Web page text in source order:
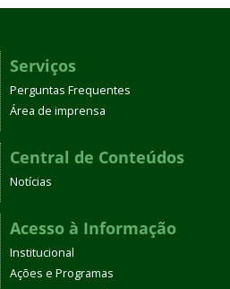
Serviços
Perguntas Frequentes
Área de imprensa
Central de Conteúdos
Notícias
Acesso à Informação
Institucional
Ações e Programas